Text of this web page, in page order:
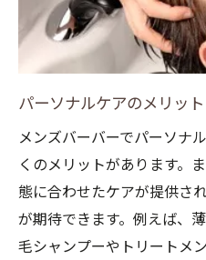
専門家に任せる安
薄毛ケアにおける
継続的なプロフェ
メンズバーバーで
パーソナルケアのメリット
メンズバーバーでパーソナ
くのメリットがあります。
態に合わせたケアが提供さ
が期待できます。例えば、
毛シャンプーやトリートメ